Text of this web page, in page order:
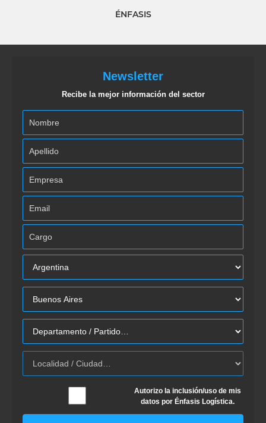
ÉNFASIS
Newsletter
Recibe la mejor información del sector
Autorizo la inclusión/uso de mis
datos por Énfasis Logística.